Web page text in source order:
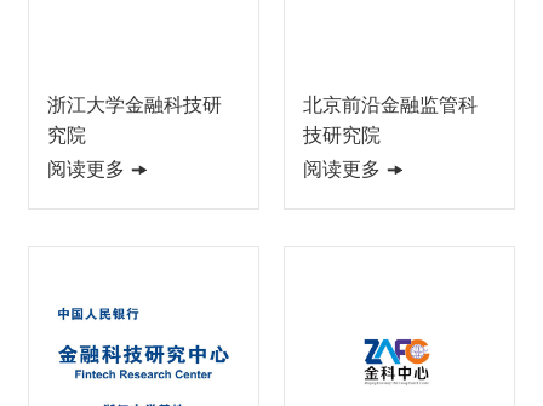
浙江大学金融科技研
究院
阅读更多
北京前沿金融监管科
技研究院
阅读更多